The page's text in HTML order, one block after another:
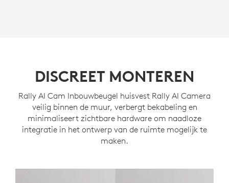
DISCREET MONTEREN
Rally AI Cam Inbouwbeugel huisvest Rally AI Camera
veilig binnen de muur, verbergt bekabeling en
minimaliseert zichtbare hardware om naadloze
integratie in het ontwerp van de ruimte mogelijk te
maken.